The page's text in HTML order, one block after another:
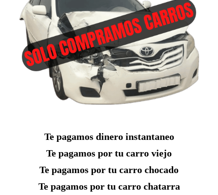
Te pagamos dinero instantaneo
Te pagamos por tu carro viejo
Te pagamos por tu carro chocado
Te pagamos por tu carro chatarra